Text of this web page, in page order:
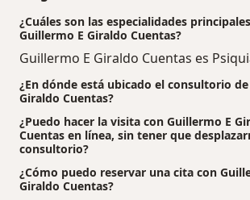
¿Cuáles son las especialidades
Guillermo E Giraldo Cuentas?
Guillermo E Giraldo Cuentas es
¿En dónde está ubicado el consultorio
Giraldo Cuentas?
¿Puedo hacer la visita con Guillermo E
Cuentas en línea, sin tener que
consultorio?
¿Cómo puedo reservar una cita con
Giraldo Cuentas?